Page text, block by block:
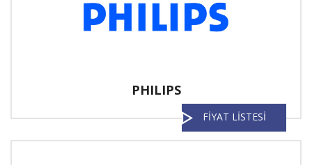
PHILIPS
FİYAT LİSTESİ